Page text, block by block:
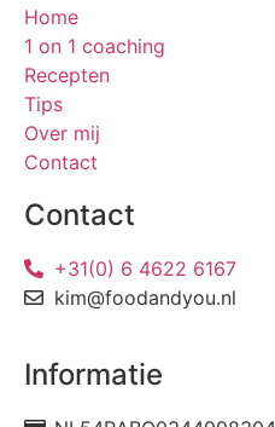
Home
1 on 1 coaching
Recepten
Tips
Over mij
Contact
Contact
+31(0) 6 4622 6167
kim@foodandyou.nl
Informatie